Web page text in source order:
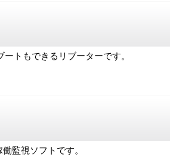
トもできるリブーターです。
監視ソフトです。